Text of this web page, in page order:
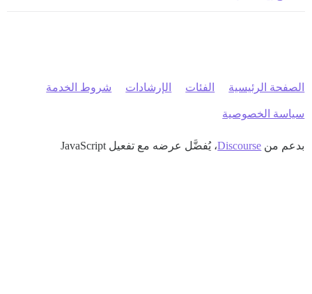
الصفحة الرئيسية الفئات الإرشادات شروط الخدمة
سياسة الخصوصية
بدعم من Discourse، يُفضَّل عرضه مع تفعيل JavaScript